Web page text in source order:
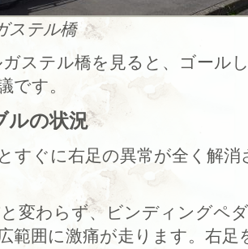
ステル橋
ステル橋を見ると、ゴール
です。
ルの状況
すぐに右足の異常が全く解
変わらず、ビンディングペ
範囲に激痛が走ります。右